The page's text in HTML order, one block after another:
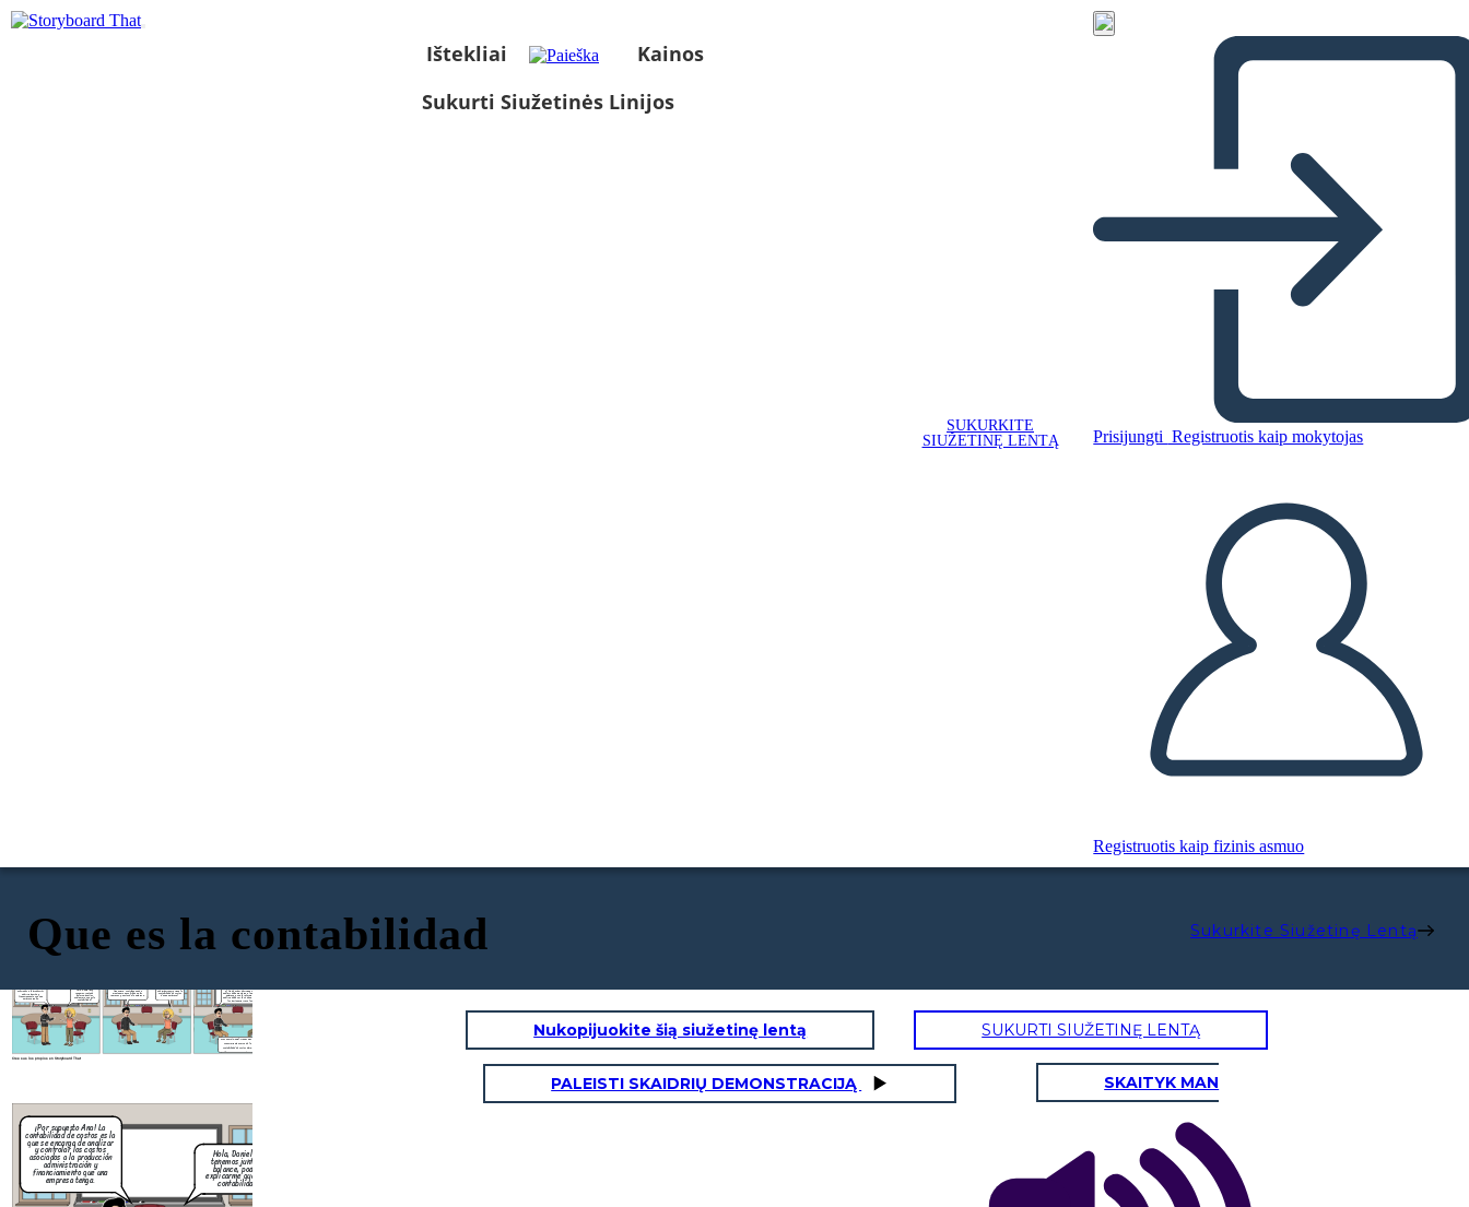
Ištekliai
Kainos
Sukurti Siužetinės Linijos
SUKURKITE
SIUŽETINĘ LENTĄ
Prisijungti Registruotis kaip mokytojas
Registruotis kaip fizinis asmuo
Que es la contabilidad Sukurkite Siužetinę Lentą
Cree sus los propios en Storyboard That
asociados a la producción
administración y
financiamiento que una
empresa tenga.
Hola, Daniel hoy
tenemos junta de
balance, podrías
explicarme que es la
contabilidad?
financiera, contribuyendo a
mantener un equilibrio en los
ingresos y gastos de la empresa.
qué importancia tiene la
contabilidad de costos
de una empresa?
el fin de evitar decisiones erróneas, este
análisis debe ajustarse a la necesidad de cada
empresa y que la información dentro del
análisis debe ser fácil de entender para todos
los pertenecientes a la organización.
Eres genial Daniel, tienes mucho
conocimiento acerca de la
contabilidad de costos dime,
¿cuáles son sus características?
¡Por supuesto Ana! La
contabilidad de costos es la
que se encarga de analizar
y controlar los costos
asociados a la producción
administración y
financiamiento que una
empresa tenga.
Hola, Daniel hoy
tenemos junta de
balance, podrías
explicarme que es la
contabilidad?
Nukopijuokite šią siužetinę lentą SUKURTI SIUŽETINĘ LENTĄ
PALEISTI SKAIDRIŲ DEMONSTRACIJĄ SKAITYK MAN